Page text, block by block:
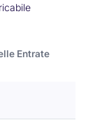
Entrate